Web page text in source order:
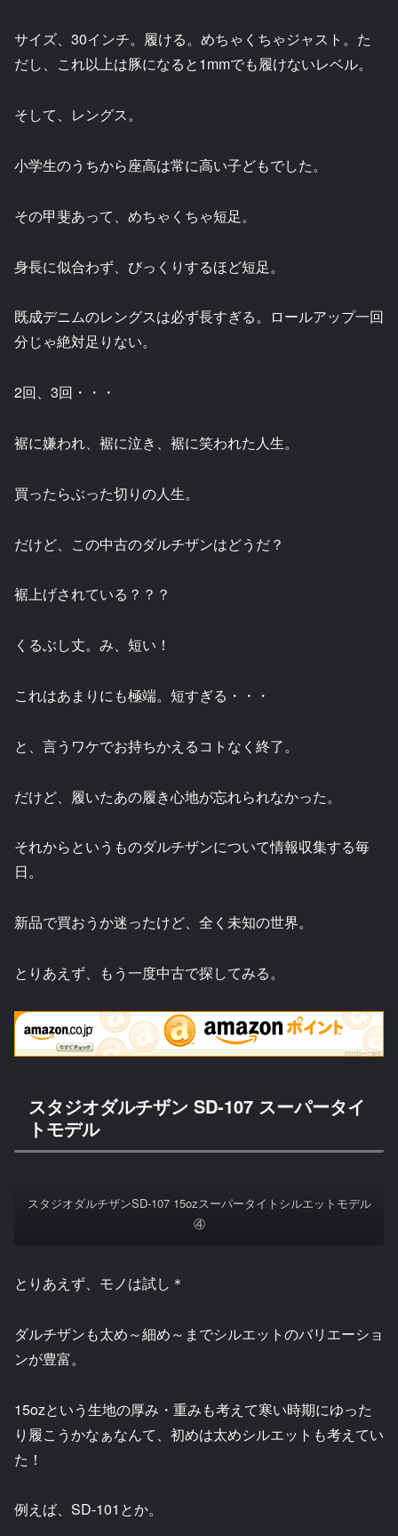
サイズ、30インチ。履ける。めちゃくちゃジャスト。た
だし、これ以上は豚になると1mmでも履けないレベル。
そして、レングス。
小学生のうちから座高は常に高い子どもでした。
その甲斐あって、めちゃくちゃ短足。
身長に似合わず、びっくりするほど短足。
既成デニムのレングスは必ず長すぎる。ロールアップ一回
分じゃ絶対足りない。
2回、3回・・・
裾に嫌われ、裾に泣き、裾に笑われた人生。
買ったらぶった切りの人生。
だけど、この中古のダルチザンはどうだ？
裾上げされている？？？
くるぶし丈。み、短い！
これはあまりにも極端。短すぎる・・・
と、言うワケでお持ちかえるコトなく終了。
だけど、履いたあの履き心地が忘れられなかった。
それからというものダルチザンについて情報収集する毎
日。
新品で買おうか迷ったけど、全く未知の世界。
とりあえず、もう一度中古で探してみる。
スタジオダルチザン SD-107 スーパータイ
トモデル
スタジオダルチザンSD-107 15ozスーパータイトシルエットモデル
④
とりあえず、モノは試し＊
ダルチザンも太め～細め～までシルエットのバリエーショ
ンが豊富。
15ozという生地の厚み・重みも考えて寒い時期にゆった
り履こうかなぁなんて、初めは太めシルエットも考えてい
た！
例えば、SD-101とか。